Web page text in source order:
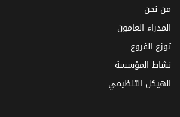
من نحن
المدراء العامون
توزع الفروع
نشاط المؤسسة
الهيكل التنظيمي